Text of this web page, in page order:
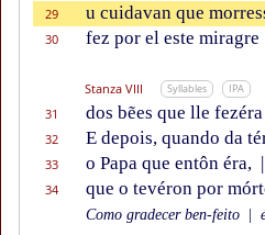
29 u cuidavan que
30 fez por el este miragre
Stanza VIII Syllables IPA
31 dos bẽes que lle fezéra
32 E depois, quando da
33 o Papa que entôn éra, |
34 que o tevéron por
Como gradecer ben-feito